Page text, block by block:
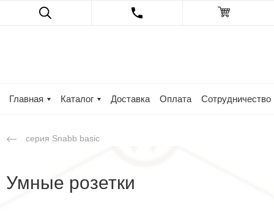
Главная Каталог Доставка Оплата Сотрудничество
серия Snabb basic
Умные розетки